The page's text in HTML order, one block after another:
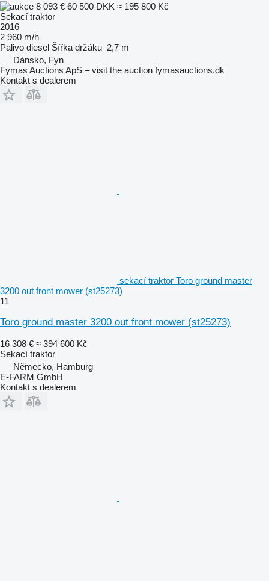
8 093 € 60 500 DKK ≈ 195 800 Kč
Sekací traktor
2016
2 960 m/h
Palivo diesel Šířka držáku 2,7 m
Dánsko, Fyn
Fymas Auctions ApS – visit the auction fymasauctions.dk
Kontakt s dealerem
sekací traktor Toro ground master
3200 out front mower (st25273)
11
Toro ground master 3200 out front mower (st25273)
16 308 € ≈ 394 600 Kč
Sekací traktor
Německo, Hamburg
E-FARM GmbH
Kontakt s dealerem